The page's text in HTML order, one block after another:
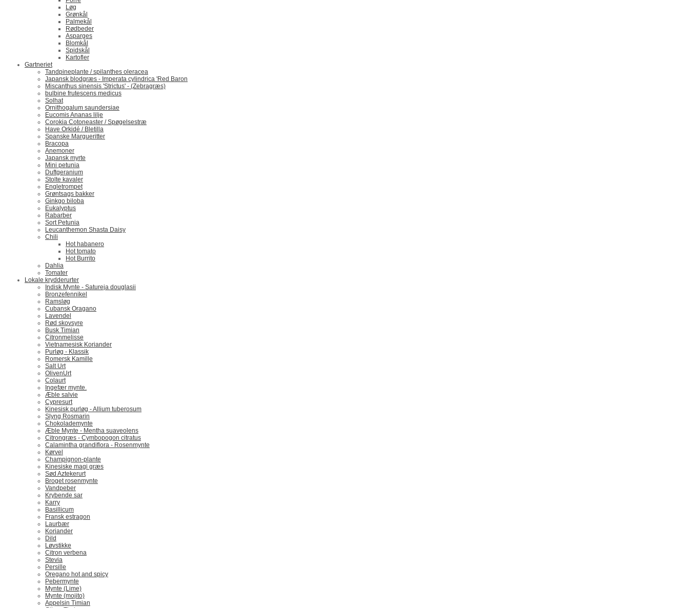
Løg
Grønkål
Palmekål
Rødbeder
Asparges
Blomkål
Spidskål
Kartofler
Gartneriet
Tandpineplante / spilanthes oleracea
Japansk blodgræs - Imperata cylindrica 'Red Baron
Miscanthus sinensis 'Strictus' - (Zebragræs)
bulbine frutescens medicus
Solhat
Ornithogalum saundersiae
Eucomis Ananas lilje
Corokia Cotoneaster / Spøgelsestræ
Have Orkidé / Bletilla
Spanske Margueritter
Bracopa
Anemoner
Japansk myrte
Mini petunia
Duftgeranium
Stolte kavaler
Engletrompet
Grøntsags bakker
Ginkgo biloba
Eukalyptus
Rabarber
Sort Petunia
Leucanthemon Shasta Daisy
Chili
Hot habanero
Hot tomato
Hot Burrito
Dahlia
Tomater
Lokale krydderurter
Indisk Mynte - Satureja douglasii
Bronzefennikel
Ramsløg
Cubansk Oragano
Lavendel
Rød skovsyre
Busk Timian
Citronmelisse
Vietnamesisk Koriander
Purløg - Klassik
Romersk Kamille
Salt Urt
OlivenUrt
Colaurt
Ingefær mynte.
Æble salvie
Cypresurt
Kinesisk purløg - Allium tuberosum
Slyng Rosmarin
Chokolademynte
Æble Mynte - Mentha suaveolens
Citrongræs - Cymbopogon citratus
Calamintha grandiflora - Rosenmynte
Kørvel
Champignon-plante
Kinesiske magi græs
Sød Aztekerurt
Broget rosenmynte
Vandpeber
Krybende sar
Karry
Basillicum
Fransk estragon
Laurbær
Koriander
Dild
Løvstikke
Citron verbena
Stevia
Persille
Oregano hot and spicy
Pebermynte
Mynte (Lime)
Mynte (mojito)
Appelsin Timian